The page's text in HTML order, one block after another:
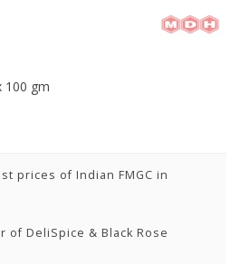
100 gm
prices of Indian FMGC in
DeliSpice & Black Rose